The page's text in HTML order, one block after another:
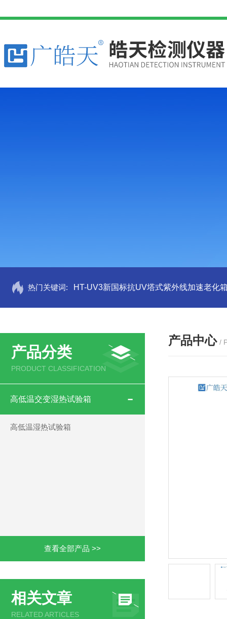
热门关键词: HT-UV3新国标抗UV塔式紫外线加速老化
产品分类
PRODUCT CLASSIFICATION
高低温交变湿热试验箱
高低温湿热试验箱
查看全部产品 >>
相关文章
RELATED ARTICLES
产品中心 /